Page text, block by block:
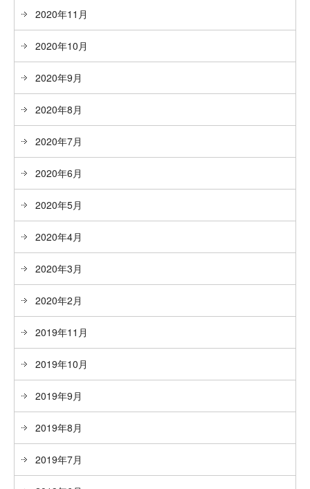
2020年11月
2020年10月
2020年9月
2020年8月
2020年7月
2020年6月
2020年5月
2020年4月
2020年3月
2020年2月
2019年11月
2019年10月
2019年9月
2019年8月
2019年7月